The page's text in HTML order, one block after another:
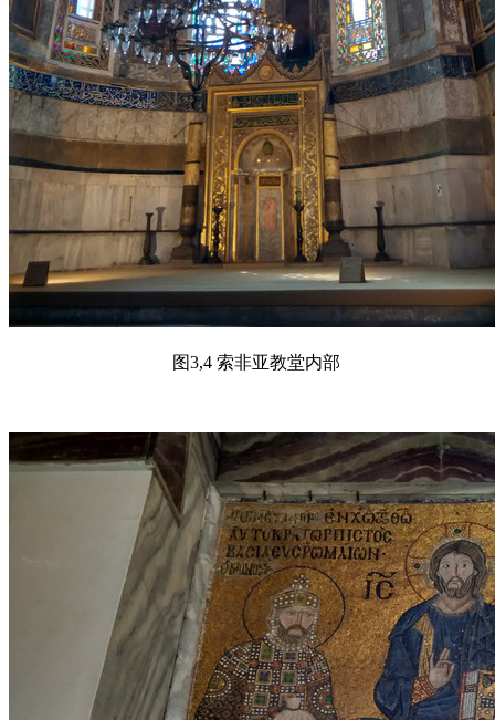
图3,4 索非亚教堂内部